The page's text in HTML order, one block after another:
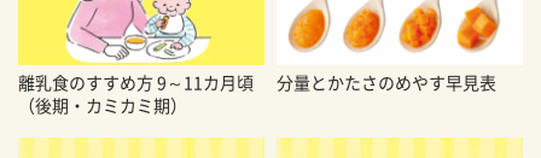
離乳食のすすめ方 9～11カ月頃
（後期・カミカミ期）
分量とかたさのめやす早見表